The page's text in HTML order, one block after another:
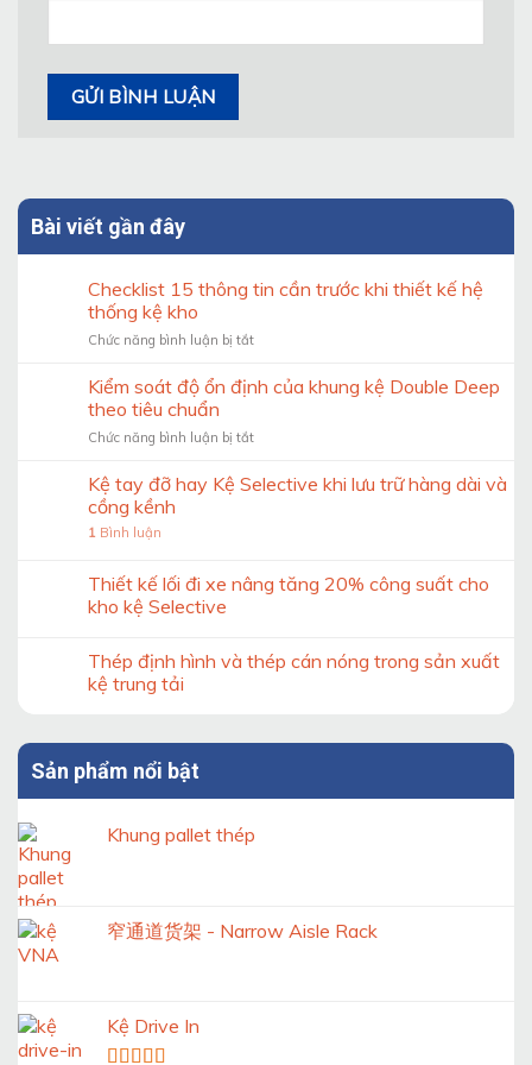
Bài viết gần đây
Checklist 15 thông tin cần trước khi thiết kế hệ
thống kệ kho
Chức năng bình luận bị tắtở
15
cần
khi
kệ
Kiểm soát độ ổn định của khung kệ Double Deep
theo tiêu chuẩn
Chức năng bình luận bị tắtở
soát
khung
kệ
theo
Kệ tay đỡ hay Kệ Selective khi lưu trữ hàng dài và
cồng kềnh
1 Bình luận
Thiết kế lối đi xe nâng tăng 20% công suất cho
kho kệ Selective
Thép định hình và thép cán nóng trong sản xuất
kệ trung tải
Sản phẩm nổi bật
Khung pallet thép
窄通道货架 - Narrow Aisle Rack
Kệ Drive In